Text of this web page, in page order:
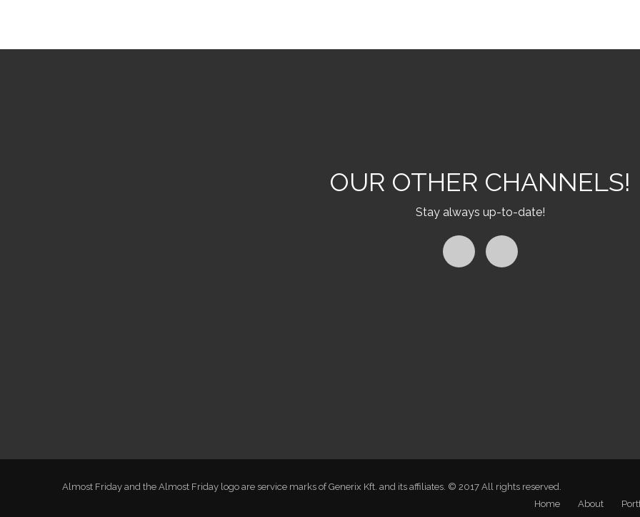
OUR OTHER CHANNELS!
Stay always up-to-date!
Almost Friday and the Almost Friday logo are service marks of Generix Kft. and its affiliates. © 2017 All rights reserved.
Home
About